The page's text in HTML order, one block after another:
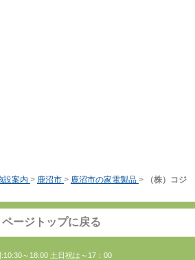
設案内 > 鹿沼市 > 鹿沼市の家電製品 >
（株）コジ
ページトップに戻る
～18:00 土日祝は～17：00